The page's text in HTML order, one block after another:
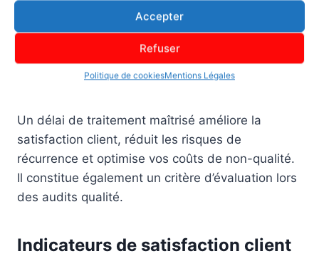
Accepter
Refuser
Politique de cookiesMentions Légales
système de gestion des écarts : détection,
face aux problèmes qualité.
Un délai de traitement maîtrisé améliore la
satisfaction client, réduit les risques de
récurrence et optimise vos coûts de non-qualité.
Il constitue également un critère d’évaluation lors
des audits qualité.
Indicateurs de satisfaction client